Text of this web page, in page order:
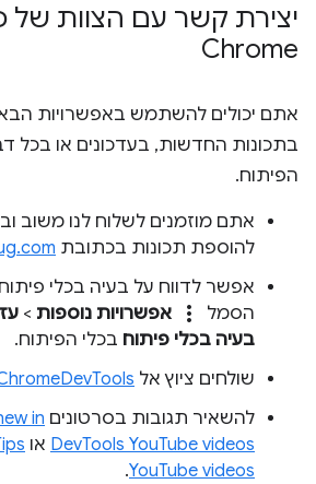
יצירת קשר עם הצוות של
Chrome
אתם יכולים להשתמש באפשרויות
בתכונות החדשות, בעדכונים או בכל
הפיתוח.
אתם מוזמנים לשלוח לנו משוב
להוספת תכונות בכתובת
אפשר לדווח על בעיה בכלי
הסמל
more_vert אפשרויות נוספות >
בעיה בכלי פיתוח בכלי הפיתוח.
שולחים ציוץ אל
להשאיר תגובות בסרטונים in
DevTools YouTube videos או
YouTube videos
.